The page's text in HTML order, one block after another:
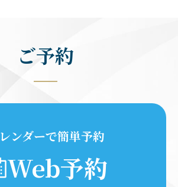
ご予約
ンダーで簡単予約
Web予約